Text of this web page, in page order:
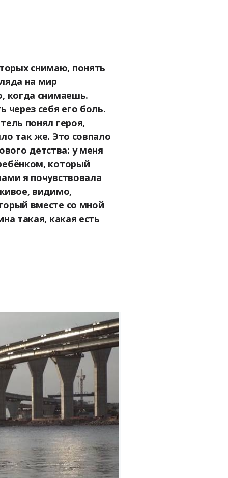
снимаю, понять
на мир
когда снимаешь.
через себя его боль.
понял героя,
так же. Это совпало
детства: у меня
который
я почувствовала
видимо,
вместе со мной
такая, какая есть